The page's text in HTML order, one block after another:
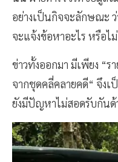
อย่างเป็นกิจจะลักษณะ
จะแจ้งข้อหาอะไร หรือไ
ข่าวทั้งออกมา มีเพียง “ร
จากชุดคลี่คลายคดี“ จึง
ยังมีปัญหาไม่สอดรับกันด้